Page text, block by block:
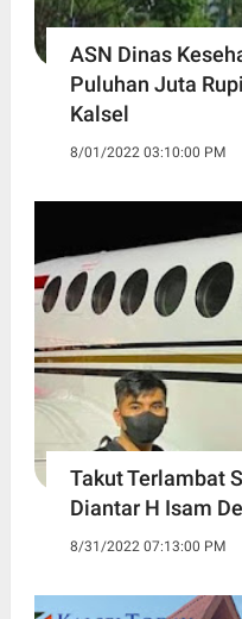
ASN Dinas
Puluhan Juta
Kalsel
8/01/2022 03:10:00 PM
Takut Terlambat
Diantar H Isam
8/31/2022 07:13:00 PM